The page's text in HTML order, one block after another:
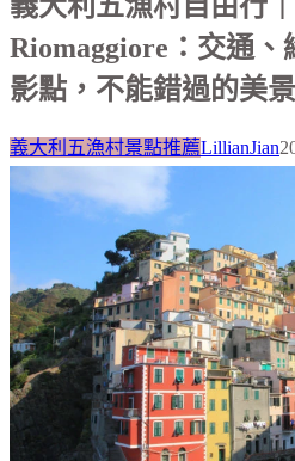
Riomaggiore：交通
影點，不能錯過的美景
義大利五漁村景點推薦LillianJian